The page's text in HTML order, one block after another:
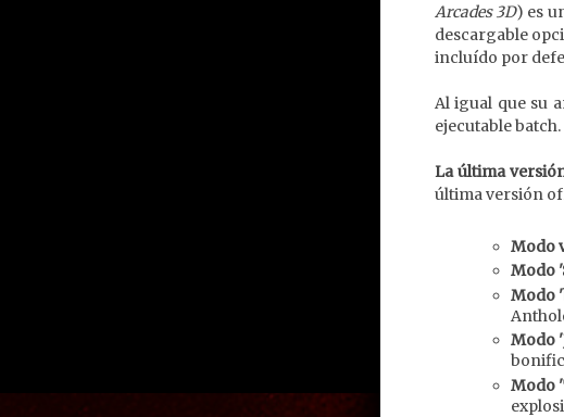
Arcades 3D) es
descargable
incluído por
Al igual que su
ejecutable batch.
La última
última versión
Modo
Modo
Modo
Modo
Modo